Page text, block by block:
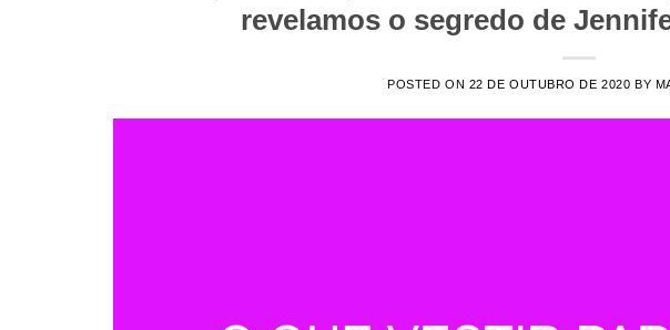
revelamos o segredo de
POSTED ON 22 DE OUTUBRO DE 2020 BY